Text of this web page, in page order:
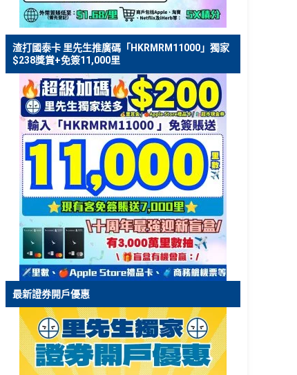
渣打國泰卡 里先生推廣碼「HKRMRM11000」獨家
$238獎賞+免簽11,000里
最新證券開戶優惠